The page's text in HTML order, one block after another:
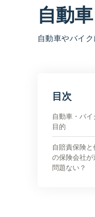
自動
自動車やバイ
目次
自動車・バ
目的
自賠責保険
の保険会社が
問題ない？